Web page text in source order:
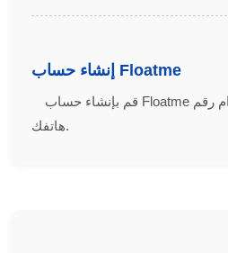
إنشاء حساب Floatme
قم بإنشاء حساب Floatme بسهولة دون استخدام رقم
هاتفك.